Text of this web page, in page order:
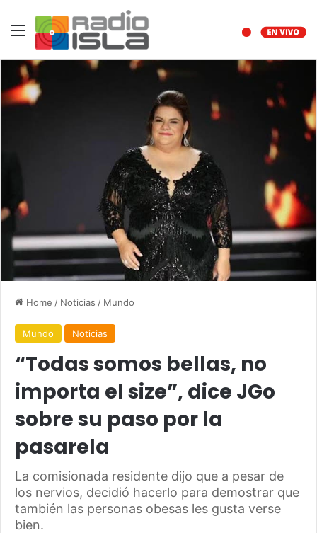
Menu
Home / Noticias / Mundo
Mundo Noticias
“Todas somos bellas, no
importa el size”, dice JGo
sobre su paso por la
pasarela
La comisionada residente dijo que a pesar de
los nervios, decidió hacerlo para demostrar que
también las personas obesas les gusta verse
bien.